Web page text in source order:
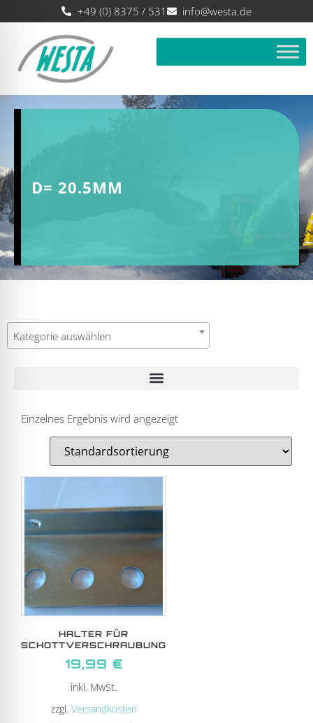
+49 (0) 8375 / 531 info@westa.de
D= 20.5MM
Kategorie auswählen
Einzelnes Ergebnis wird angezeigt
HALTER FÜR
SCHOTTVERSCHRAUBUNG
19,99 €
inkl. MwSt.
zzgl. Versandkosten